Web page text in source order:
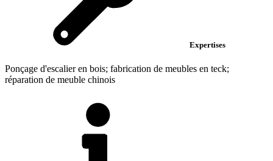
Expertises
Ponçage d'escalier en bois; fabrication de meubles en teck;
réparation de meuble chinois